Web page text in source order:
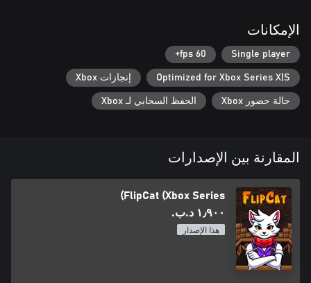
الإمكانات
Single player
60 fps+
Optimized for Xbox Series X|S إنجازات Xbox
حالة حضور Xbox الحفظ السحابي لـ Xbox
المقارنة بين الإصدارات
FlipCat (Xbox Series)
١٫٩٠٠ د.ب.‏
هذا الإصدار